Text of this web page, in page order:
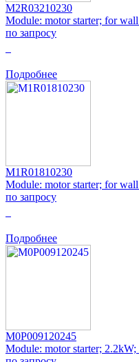
M2R03210230
Module: motor starter; for
по запросу
Подробнее
M1R01810230
Module: motor starter; for
по запросу
Подробнее
M0P009120245
Module: motor starter;